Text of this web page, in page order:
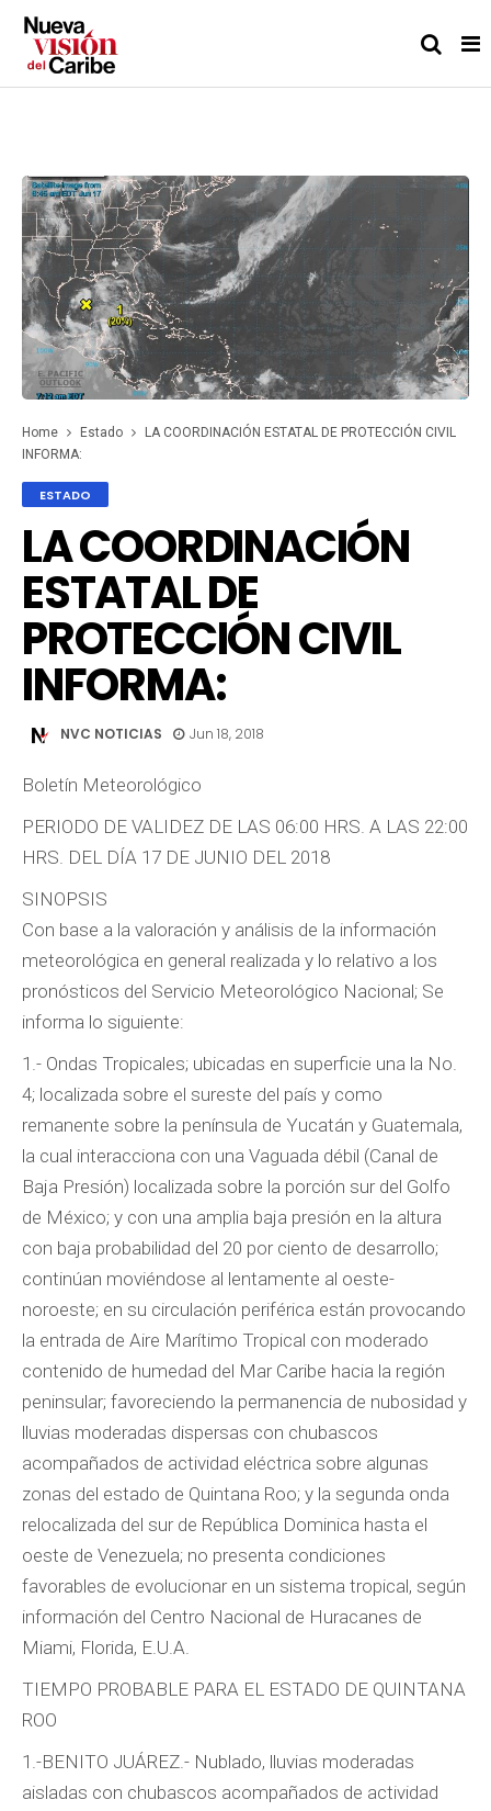
Home Estado
LA COORDINACIÓN ESTATAL DE PROTECCIÓN CIVIL
INFORMA:
ESTADO
LA COORDINACIÓN
ESTATAL DE
PROTECCIÓN CIVIL
INFORMA:
NVC NOTICIAS Jun 18, 2018
Boletín Meteorológico
PERIODO DE VALIDEZ DE LAS 06:00 HRS. A LAS 22:00
HRS. DEL DÍA 17 DE JUNIO DEL 2018
SINOPSIS
Con base a la valoración y análisis de la información
meteorológica en general realizada y lo relativo a los
pronósticos del Servicio Meteorológico Nacional; Se
informa lo siguiente:
1.- Ondas Tropicales; ubicadas en superficie una la No.
4; localizada sobre el sureste del país y como
remanente sobre la península de Yucatán y Guatemala,
la cual interacciona con una Vaguada débil (Canal de
Baja Presión) localizada sobre la porción sur del Golfo
de México; y con una amplia baja presión en la altura
con baja probabilidad del 20 por ciento de desarrollo;
continúan moviéndose al lentamente al oeste-
noroeste; en su circulación periférica están provocando
la entrada de Aire Marítimo Tropical con moderado
contenido de humedad del Mar Caribe hacia la región
peninsular; favoreciendo la permanencia de nubosidad y
lluvias moderadas dispersas con chubascos
acompañados de actividad eléctrica sobre algunas
zonas del estado de Quintana Roo; y la segunda onda
relocalizada del sur de República Dominica hasta el
oeste de Venezuela; no presenta condiciones
favorables de evolucionar en un sistema tropical, según
información del Centro Nacional de Huracanes de
Miami, Florida, E.U.A.
TIEMPO PROBABLE PARA EL ESTADO DE QUINTANA
ROO
1.-BENITO JUÁREZ.- Nublado, lluvias moderadas
aisladas con chubascos acompañados de actividad